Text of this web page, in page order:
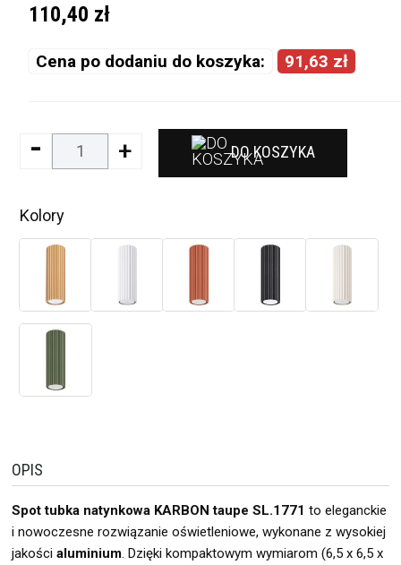
110,40 zł
Cena po dodaniu do koszyka: 91,63 zł
- + DO KOSZYKA
Kolory
OPIS
Spot tubka natynkowa KARBON taupe SL.1771 to eleganckie
i nowoczesne rozwiązanie oświetleniowe, wykonane z wysokiej
jakości aluminium. Dzięki kompaktowym wymiarom (6,5 x 6,5 x